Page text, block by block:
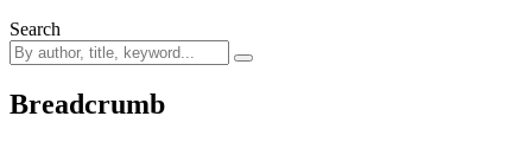
Search
Breadcrumb